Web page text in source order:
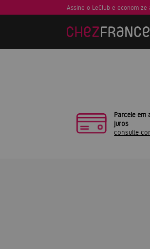
Assine o LeClub e economize
Parcele em
juros
consulte